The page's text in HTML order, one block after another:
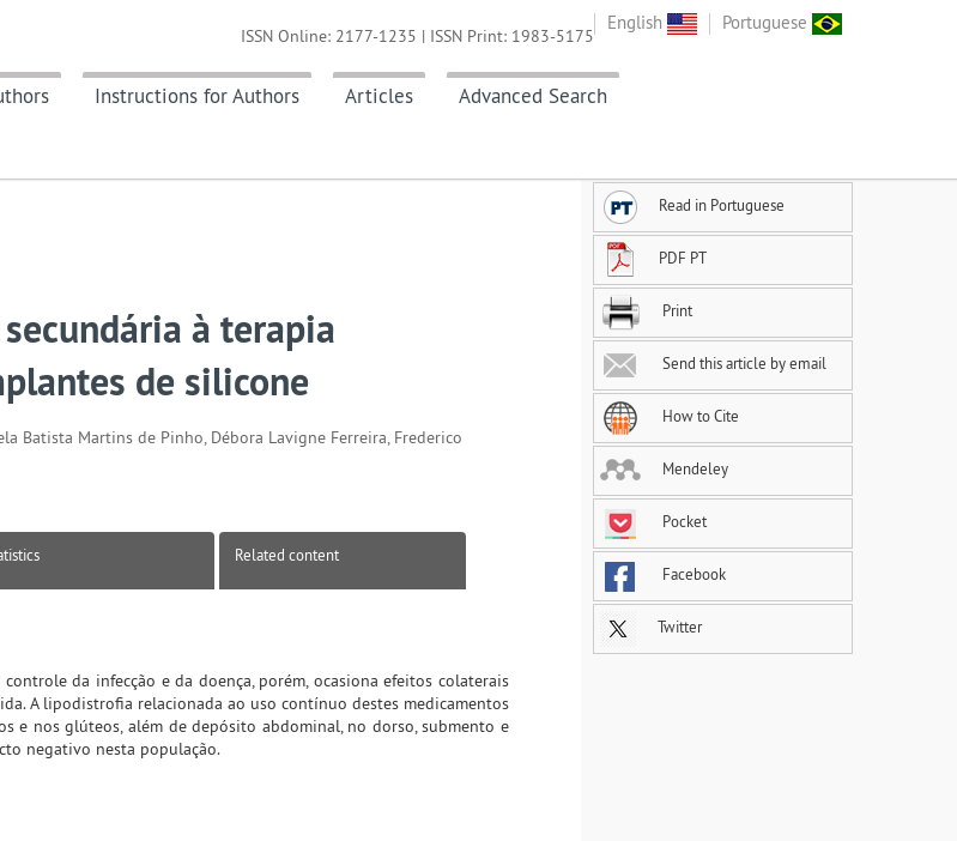
English Portuguese
Instructions for Authors Articles Advanced Search
ISSN Online: 2177-1235 | ISSN Print: 1983-5175
à terapia
de silicone
Batista Martins de Pinho, Débora Lavigne Ferreira, Frederico
Related content
da infecção e da doença, porém, ocasiona efeitos colaterais
A lipodistrofia relacionada ao uso contínuo destes medicamentos
e nos glúteos, além de depósito abdominal, no dorso, submento e
negativo nesta população.
Read in Portuguese
PDF PT
Print
Send this article by email
How to Cite
Mendeley
Pocket
Facebook
Twitter